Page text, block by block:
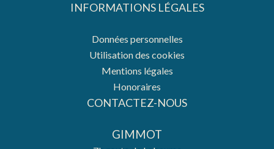
INFORMATIONS LÉGALES
Données personnelles
Utilisation des cookies
Mentions légales
Honoraires
CONTACTEZ-NOUS
GIMMOT